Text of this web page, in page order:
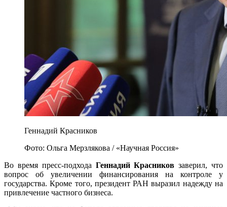
Геннадий Красников
Фото: Ольга Мерзлякова / «Научная Россия»
Во время пресс-подхода Геннадий Красников заверил, что
вопрос об увеличении финансирования на контроле у
государства. Кроме того, президент РАН выразил надежду на
привлечение частного бизнеса.